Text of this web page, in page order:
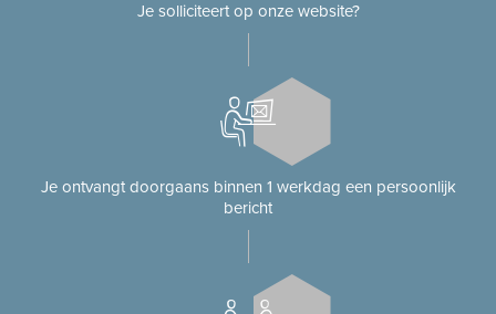
Je solliciteert op onze website?
Je ontvangt doorgaans binnen 1 werkdag een persoonlijk
bericht